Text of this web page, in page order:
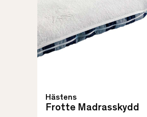
Hästens
Frotte Madrasskydd